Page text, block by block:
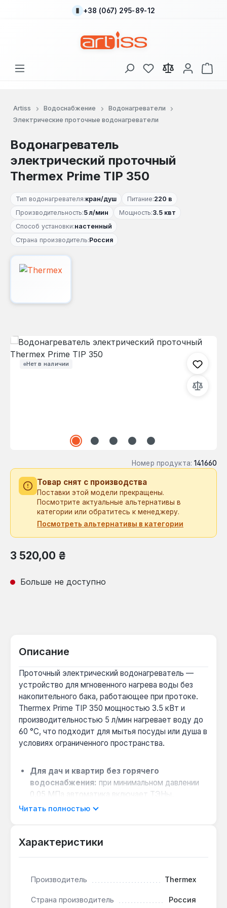
Перейти к основному содержанию
+38 (067) 295-89-12
У вас есть товары
В
Artiss Водоснабжение
Водонагреватели
Электрические проточные водонагреватели
Водонагреватель
электрический проточный
Thermex Prime TIP 350
Тип водонагревателя:кран/душ Питание:220 в
Производительность:5 л/мин Мощность:3.5 квт
Способ установки:настенный
Страна производитель:Россия
Нет в наличии
Пропустить галерею изображений
Номер продукта: 141660
Товар снят с производства
Поставки этой модели прекращены.
Посмотрите актуальные альтернативы в
категории или обратитесь к менеджеру.
Посмотреть альтернативы в категории
Обычная цена:
3 520,00 ₴
Больше не доступно
Описание
Проточный электрический водонагреватель —
устройство для мгновенного нагрева воды без
накопительного бака, работающее при протоке.
Thermex Prime TIP 350 мощностью 3.5 кВт и
производительностью 5 л/мин нагревает воду до
60 °C, что подходит для мытья посуды или душа в
условиях ограниченного пространства.
Для дач и квартир без горячего
водоснабжения: при минимальном давлении
0.05 МПа автоматика включает ТЭНы,
обеспечивая горячую воду сразу после
Экономия места при настенном монтаже:
полезную площадь в ванной или на кухне.
использования:в комплекте душ и кран — не
Читать полностью
Характеристики
Производитель Thermex
Страна производитель Россия